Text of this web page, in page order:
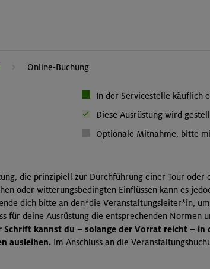
Online-Buchung
In der Servicestelle käuflich
Diese Ausrüstung wird
Optionale Mitnahme, bitte
die prinzipiell zur Durchführung einer Tour oder
oder witterungsbedingten Einflüssen kann es
dich bitte an den*die Veranstaltungsleiter*in,
für deine Ausrüstung die entsprechenden Normen
Schrift kannst du – solange der Vorrat reicht – in
ausleihen. Im Anschluss an die